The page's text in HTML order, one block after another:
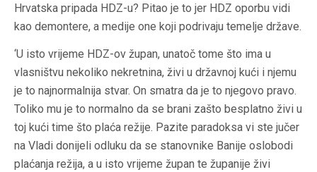
Hrvatska pripada HDZ-u? Pitao je to jer HDZ oporbu vidi
kao demontere, a medije one koji podrivaju temelje države.
‘U isto vrijeme HDZ-ov župan, unatoč tome što ima u
vlasništvu nekoliko nekretnina, živi u državnoj kući i njemu
je to najnormalnija stvar. On smatra da je to njegovo pravo.
Toliko mu je to normalno da se brani zašto besplatno živi u
toj kući time što plaća režije. Pazite paradoksa vi ste jučer
na Vladi donijeli odluku da se stanovnike Banije oslobodi
plaćanja režija, a u isto vrijeme župan te županije živi